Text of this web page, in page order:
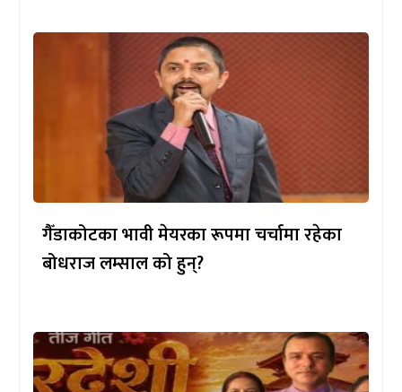
गैँडाकोटका भावी मेयरका रूपमा चर्चामा रहेका
बोधराज लम्साल को हुन्?